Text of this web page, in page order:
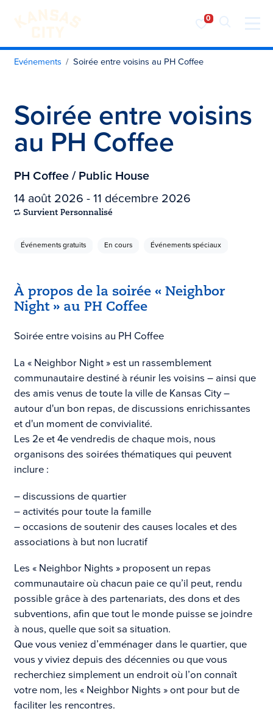
Visiter KC
Skip to content
Evénements Soirée entre voisins au PH Coffee
Soirée entre voisins
au PH Coffee
PH Coffee / Public House
14 août 2026 - 11 décembre 2026
Survient Personnalisé
Événements gratuits En cours Événements spéciaux
À propos de la soirée « Neighbor
Night » au PH Coffee
Soirée entre voisins au PH Coffee
La « Neighbor Night » est un rassemblement
communautaire destiné à réunir les voisins – ainsi que
des amis venus de toute la ville de Kansas City –
autour d'un bon repas, de discussions enrichissantes
et d'un moment de convivialité.
Les 2e et 4e vendredis de chaque mois, nous
organisons des soirées thématiques qui peuvent
inclure :
– discussions de quartier
– activités pour toute la famille
– occasions de soutenir des causes locales et des
associations à but non lucratif
Les « Neighbor Nights » proposent un repas
communautaire où chacun paie ce qu’il peut, rendu
possible grâce à des partenariats, des dons et des
subventions, afin que tout le monde puisse se joindre
à nous, quelle que soit sa situation.
Que vous veniez d’emménager dans le quartier, que
vous y viviez depuis des décennies ou que vous
recherchiez simplement un endroit où l’on connaît
votre nom, les « Neighbor Nights » ont pour but de
faciliter les rencontres.